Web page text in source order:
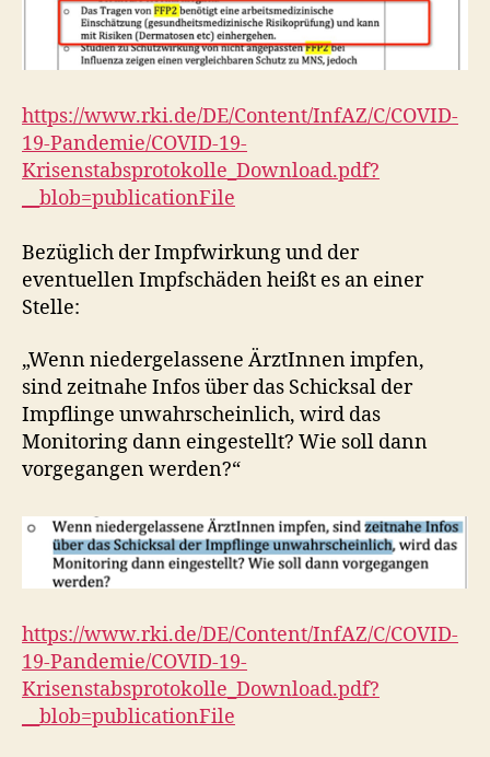
https://www.rki.de/DE/Content/InfAZ/C/COVID-
19-Pandemie/COVID-19-
Krisenstabsprotokolle_Download.pdf?
__blob=publicationFile
Bezüglich der Impfwirkung und der
eventuellen Impfschäden heißt es an einer
Stelle:
„Wenn niedergelassene ÄrztInnen impfen,
sind zeitnahe Infos über das Schicksal der
Impflinge unwahrscheinlich, wird das
Monitoring dann eingestellt? Wie soll dann
vorgegangen werden?“
https://www.rki.de/DE/Content/InfAZ/C/COVID-
19-Pandemie/COVID-19-
Krisenstabsprotokolle_Download.pdf?
__blob=publicationFile